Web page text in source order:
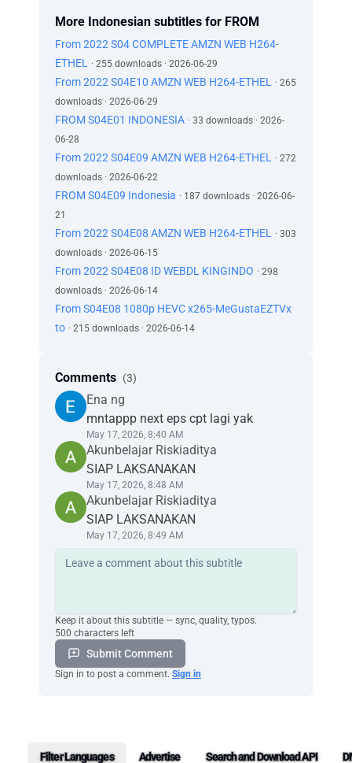
Jangan bergerak, oke?
Di mana sakitnya?
tentang cara menyelamatkan Ayahku.
Sial! Tidak berhasil!
Aku harus menemukan Danau Air Mata.
Ayahku bilang tempatnya di sini.
Mungkin sekali kutemukan, itu bisa
menyembuhkannya.
Bu?
Kita harus menariknya ke sini.
dan hal pertama yang ingin kamu lakukan
adalah menyeretnya ke darat?
Kamu mungkin yang memimpin
Dengar, kita harus tidur di sini malam ini.
Bahkan jika kita berlari sekarang,
kita tidak akan sampai ke kota sebelum gelap.
Entah kamu, tapi aku akan merasa jauh lebih
baik
mengetahui siapa atau apa
yang baru saja mengapung ke permukaan
danau ini.
Dia benar.
Kamu diam.
Menurutmu bagaimana?
Astaga.
Angkat ke daratan.
Oke.
More Indonesian subtitles for FROM
From 2022 S04 COMPLETE AMZN WEB H264-
ETHEL
· 255 downloads · 2026-06-29
From 2022 S04E10 AMZN WEB H264-ETHEL
· 265
downloads · 2026-06-29
FROM S04E01 INDONESIA · 33 downloads · 2026-
06-28
From 2022 S04E09 AMZN WEB H264-ETHEL
· 272
downloads · 2026-06-22
FROM S04E09 Indonesia · 187 downloads · 2026-06-
21
From 2022 S04E08 AMZN WEB H264-ETHEL
· 303
downloads · 2026-06-15
From 2022 S04E08 ID WEBDL KINGINDO · 298
downloads · 2026-06-14
From S04E08 1080p HEVC x265-MeGustaEZTVx
to · 215 downloads · 2026-06-14
Comments (3)
Ena ng
mntappp next eps cpt lagi yak
May 17, 2026, 8:40 AM
Akunbelajar Riskiaditya
SIAP LAKSANAKAN
May 17, 2026, 8:48 AM
Akunbelajar Riskiaditya
SIAP LAKSANAKAN
May 17, 2026, 8:49 AM
Keep it about this subtitle — sync, quality, typos.
500 characters left
Submit Comment
Sign in to post a comment. Sign in
Filter Languages Advertise Search and Download API